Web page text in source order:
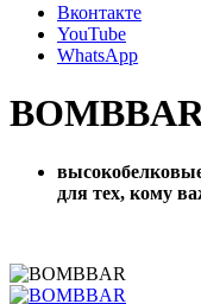
Вконтакте
YouTube
WhatsApp
для тех, кому